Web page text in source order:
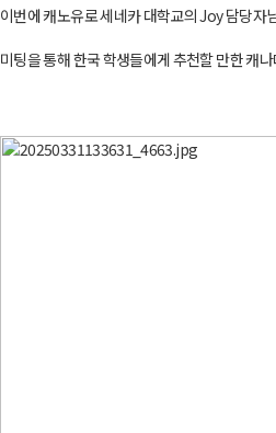
이번에 캐노유로 세네카 대학교의 Joy 담당자
미팅을 통해 한국 학생들에게 추천할 만한 캐